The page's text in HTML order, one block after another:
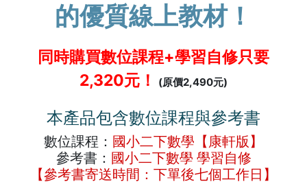
的優質線上教材！
同時購買數位課程+學習自修只要
2,320元！
(原價2,490元)
本產品包含數位課程與參考書
數位課程： 國小二下數學【康軒版】
參考書： 國小二下數學 學習自修
【參考書寄送時間：下單後七個工作日】